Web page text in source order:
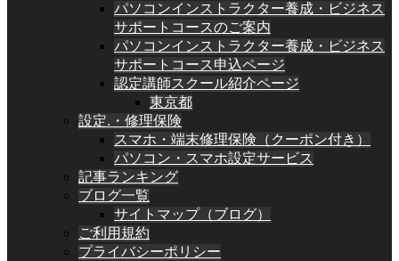
パソコンインストラクター養成・ビジネス
サポートコースのご案内
パソコンインストラクター養成・ビジネス
サポートコース申込ページ
認定講師スクール紹介ページ
東京都
設定.・修理保険
スマホ・端末修理保険（クーポン付き）
パソコン・スマホ設定サービス
記事ランキング
ブログ一覧
サイトマップ（ブログ）
ご利用規約
プライバシーポリシー